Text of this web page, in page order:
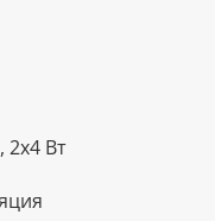
2х4 Вт